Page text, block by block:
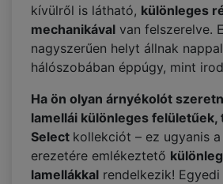
kívülről is látható, különleges
mechanikával van felszerelve.
nagyszerűen helyt állnak
hálószobában éppúgy, mint
Ha ön olyan árnyékolót
lamellái különleges felületűek,
Select kollekciót – ez ugyanis
erezetére emlékeztető
lamellákkal rendelkezik!